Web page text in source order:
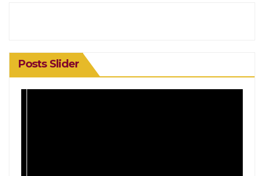
Posts Slider